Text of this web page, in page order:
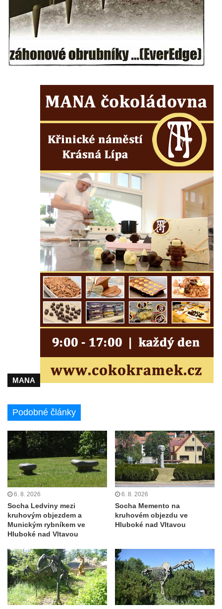
Socha svatého Prokopa u kostela
Zvěstování Panny Marie v Duchcově
Socha Hoch vytahující si trn z paty v Knížecí
zahradě v zámeckém parku v Duchcově
Socha Niké v Knížecí zahradě v zámeckém
Socha Walthera von der Vogelweide v
Duchcově
Busta Bedřicha Smetany v sadech B.
Smetany v Duchcově
Busta Ludwiga van Beethovena v sadech
Pomník neznámého účelu v sadech Boženy
Němcové v Duchcově
Památník Johanna Wolfganga Goetha u
polikliniky v Nejdku
Socha svatého Salvátora před kostelem
svatých Petra a Pavla v Jeníkově
Socha svatého Pavla před kostelem
svatých Petra a Pavla v Jeníkově
Socha svatého Petra před kostelem svatých
Petra a Pavla v Jeníkově
Socha svatého Jana Nepomuckého před
Obrázek Ježíš jako Dobrý pastýř u studánky
Plešným
Olžin pád
Socha svatého Rocha na schodišti ke
kostelu Nanebevzetí Panny Marie ve
Vilémově
Socha svatého Jana Nepomuckého na
schodišti ke kostelu Nanebevzetí Panny
Marie ve Vilémově
Socha svatého Šebestiána na schodišti ke
Vilémově
Socha svatého Václava na schodišti ke
Vilémově
Socha svaté Rosalie (Rozálie) na schodišti
ke kostelu Nanebevzetí Panny Marie ve
Vilémově
MANA
Podobné články
6. 8. 2026
Socha Ledviny mezi
kruhovým objezdem a
Munickým rybníkem ve
Hluboké nad Vltavou
6. 8. 2026
Socha Memento na
kruhovém objezdu ve
Hluboké nad Vltavou